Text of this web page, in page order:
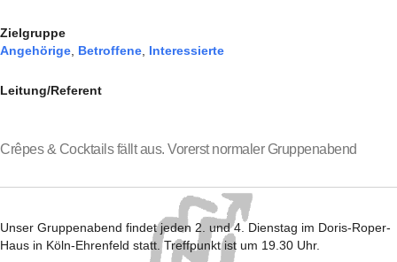
Zielgruppe
Angehörige, Betroffene, Interessierte
Leitung/Referent
Crêpes & Cocktails fällt aus. Vorerst normaler Gruppenabend
Unser Gruppenabend findet jeden 2. und 4. Dienstag im Doris-Roper-
Haus in Köln-Ehrenfeld statt. Treffpunkt ist um 19.30 Uhr.